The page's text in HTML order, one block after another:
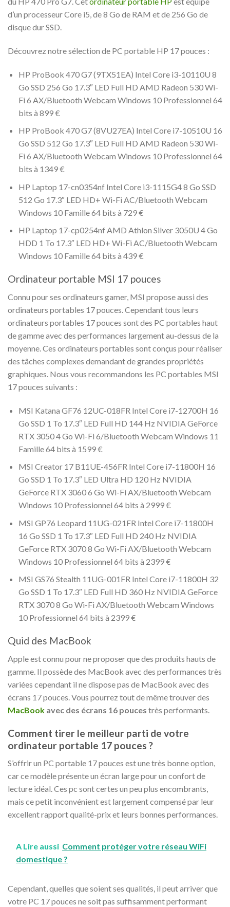
d’un processeur Core i5, de 8 Go de RAM et de 256 Go de
disque dur SSD.
Découvrez notre sélection de PC portable HP 17 pouces :
HP ProBook 470 G7 (9TX51EA) Intel Core i3-10110U 8
Go SSD 256 Go 17.3″ LED Full HD AMD Radeon 530 Wi-
Fi 6 AX/Bluetooth Webcam Windows 10 Professionnel 64
bits à 899 €
HP ProBook 470 G7 (8VU27EA) Intel Core i7-10510U 16
Go SSD 512 Go 17.3″ LED Full HD AMD Radeon 530 Wi-
Fi 6 AX/Bluetooth Webcam Windows 10 Professionnel 64
bits à 1349 €
HP Laptop 17-cn0354nf Intel Core i3-1115G4 8 Go SSD
512 Go 17.3″ LED HD+ Wi-Fi AC/Bluetooth Webcam
Windows 10 Famille 64 bits à 729 €
HP Laptop 17-cp0254nf AMD Athlon Silver 3050U 4 Go
HDD 1 To 17.3″ LED HD+ Wi-Fi AC/Bluetooth Webcam
Windows 10 Famille 64 bits à 439 €
Ordinateur portable MSI 17 pouces
Connu pour ses ordinateurs gamer, MSI propose aussi des
ordinateurs portables 17 pouces. Cependant tous leurs
ordinateurs portables 17 pouces sont des PC portables haut
de gamme avec des performances largement au-dessus de la
moyenne. Ces ordinateurs portables sont conçus pour réaliser
des tâches complexes demandant de grandes propriétés
graphiques. Nous vous recommandons les PC portables MSI
17 pouces suivants :
MSI Katana GF76 12UC-018FR Intel Core i7-12700H 16
Go SSD 1 To 17.3″ LED Full HD 144 Hz NVIDIA GeForce
RTX 3050 4 Go Wi-Fi 6/Bluetooth Webcam Windows 11
Famille 64 bits à 1599 €
MSI Creator 17 B11UE-456FR Intel Core i7-11800H 16
Go SSD 1 To 17.3″ LED Ultra HD 120 Hz NVIDIA
GeForce RTX 3060 6 Go Wi-Fi AX/Bluetooth Webcam
Windows 10 Professionnel 64 bits à 2999 €
MSI GP76 Leopard 11UG-021FR Intel Core i7-11800H
16 Go SSD 1 To 17.3″ LED Full HD 240 Hz NVIDIA
GeForce RTX 3070 8 Go Wi-Fi AX/Bluetooth Webcam
Windows 10 Professionnel 64 bits à 2399 €
MSI GS76 Stealth 11UG-001FR Intel Core i7-11800H 32
Go SSD 1 To 17.3″ LED Full HD 360 Hz NVIDIA GeForce
RTX 3070 8 Go Wi-Fi AX/Bluetooth Webcam Windows
10 Professionnel 64 bits à 2399 €
Quid des MacBook
Apple est connu pour ne proposer que des produits hauts de
gamme. Il possède des MacBook avec des performances très
variées cependant il ne dispose pas de MacBook avec des
écrans 17 pouces. Vous pourrez tout de même trouver des
MacBook avec des écrans 16 pouces très performants.
Comment tirer le meilleur parti de votre
ordinateur portable 17 pouces ?
S’offrir un PC portable 17 pouces est une très bonne option,
car ce modèle présente un écran large pour un confort de
lecture idéal. Ces pc sont certes un peu plus encombrants,
mais ce petit inconvénient est largement compensé par leur
excellent rapport qualité-prix et leurs bonnes performances.
A Lire aussi Comment protéger votre réseau WiFi
domestique ?
Cependant, quelles que soient ses qualités, il peut arriver que
votre PC 17 pouces ne soit pas suffisamment performant